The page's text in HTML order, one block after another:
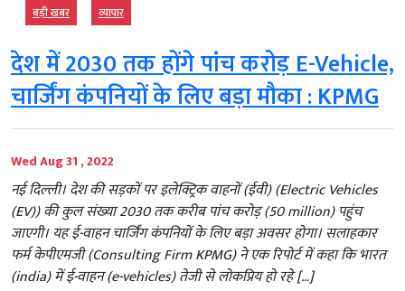
बड़ी खबर व्‍यापार
देश में 2030 तक होंगे पांच करोड़ E-Vehicle,
चार्जिंग कंपनियों के लिए बड़ा मौका : KPMG
Wed Aug 31 , 2022
नई दिल्ली। देश की सड़कों पर इलेक्ट्रिक वाहनों (ईवी) (Electric Vehicles
(EV)) की कुल संख्या 2030 तक करीब पांच करोड़ (50 million) पहुंच
जाएगी। यह ई-वाहन चार्जिंग कंपनियों के लिए बड़ा अवसर होगा। सलाहकार
फर्म केपीएमजी (Consulting Firm KPMG) ने एक रिपोर्ट में कहा कि भारत
(india) में ई-वाहन (e-vehicles) तेजी से लोकप्रिय हो रहे […]